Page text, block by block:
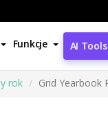
Funkcje AI Tools
rok Grid Yearbook